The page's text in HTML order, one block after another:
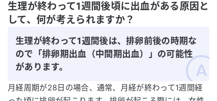
生理が終わって1週間後頃に出血がある原因と
して、何が考えられますか？
生理が終わって1週間後は、排卵前後の時期な
ので「排卵期出血（中間期出血）」の可能性
があります。
月経周期が28日の場合、通常、月経が終わって1週間経